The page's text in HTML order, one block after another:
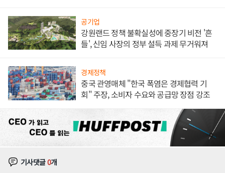
공기업
강원랜드 정책 불확실성에 중장기 비전 '흔
들', 신임 사장의 정부 설득 과제 무거워져
경제정책
중국 관영매체 "한국 폭염은 경제협력 기
회" 주장, 소비자 수요와 공급망 장점 강조
기사댓글0개